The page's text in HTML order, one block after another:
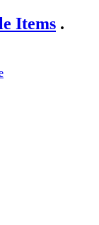
Items .